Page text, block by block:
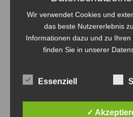
Wir verwendet Cookies und
das beste Nutzererlebnis
Informationen dazu und zu
finden Sie in unserer
Essenziell
✓